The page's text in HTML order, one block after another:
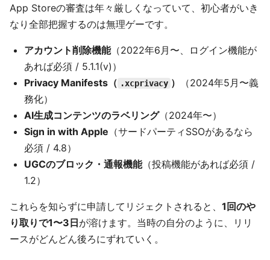
App Storeの審査は年々厳しくなっていて、初心者がいき
なり全部把握するのは無理ゲーです。
アカウント削除機能（2022年6月〜、ログイン機能が
あれば必須 / 5.1.1(v)）
Privacy Manifests（ .xcprivacy ）
（2024年5月〜義
務化）
AI生成コンテンツのラベリング（2024年〜）
Sign in with Apple （サードパーティSSOがあるなら
必須 / 4.8）
UGCのブロック・通報機能（投稿機能があれば必須 /
1.2）
これらを知らずに申請してリジェクトされると、 1回のや
り取りで1〜3日が溶けます。当時の自分のように、リリ
ースがどんどん後ろにずれていく。